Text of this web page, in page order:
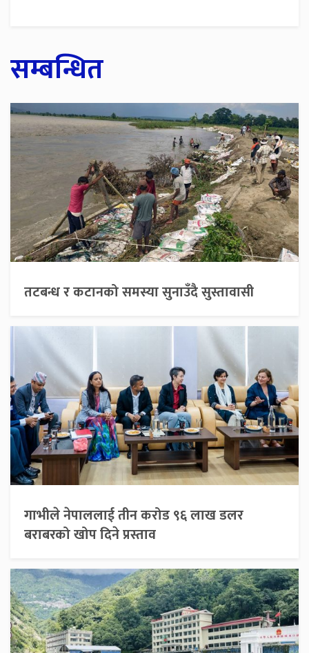
सम्बन्धित
तटबन्ध र कटानको समस्या सुनाउँदै सुस्तावासी
गाभीले नेपाललाई तीन करोड ९६ लाख डलर
बराबरको खोप दिने प्रस्ताव